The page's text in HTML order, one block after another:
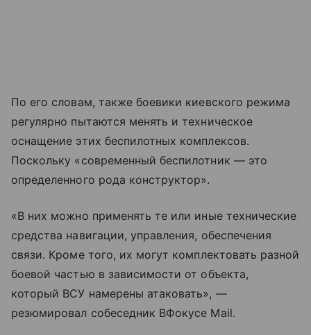
По его словам, также боевики киевского режима
регулярно пытаются менять и техническое
оснащение этих беспилотных комплексов.
Поскольку «современный беспилотник — это
определенного рода конструктор».
«В них можно применять те или иные технические
средства навигации, управления, обеспечения
связи. Кроме того, их могут комплектовать разной
боевой частью в зависимости от объекта,
который ВСУ намерены атаковать», —
резюмировал собеседник ВФокусе Mail.